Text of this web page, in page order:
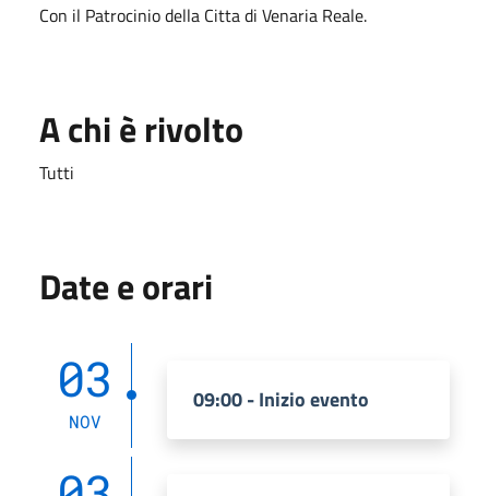
Con il Patrocinio della Citta di Venaria Reale.
A chi è rivolto
Tutti
Date e orari
03
NOV
09:00 - Inizio evento